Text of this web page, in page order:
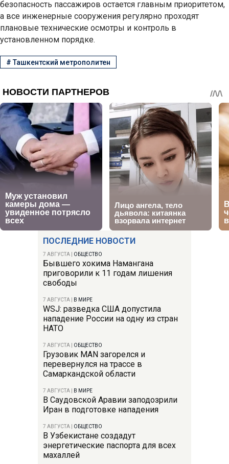
ПОСЛЕДНИЕ НОВОСТИ
7 АВГУСТА ОБЩЕСТВО
Бывшего хокима Намангана
приговорили к 11 годам лишения
свободы
7 АВГУСТА В МИРЕ
WSJ: разведка США допустила
нападение России на одну из стран
НАТО
7 АВГУСТА ОБЩЕСТВО
Грузовик MAN загорелся и
перевернулся на трассе в
Самаркандской области
7 АВГУСТА В МИРЕ
В Саудовской Аравии заподозрили
Иран в подготовке нападения
7 АВГУСТА ОБЩЕСТВО
В Узбекистане создадут
энергетические паспорта для всех
махаллей
безопасность пассажиров остается главным приоритетом,
а все инженерные сооружения регулярно проходят
плановые технические осмотры и контроль в
установленном порядке.
#Ташкентский метрополитен